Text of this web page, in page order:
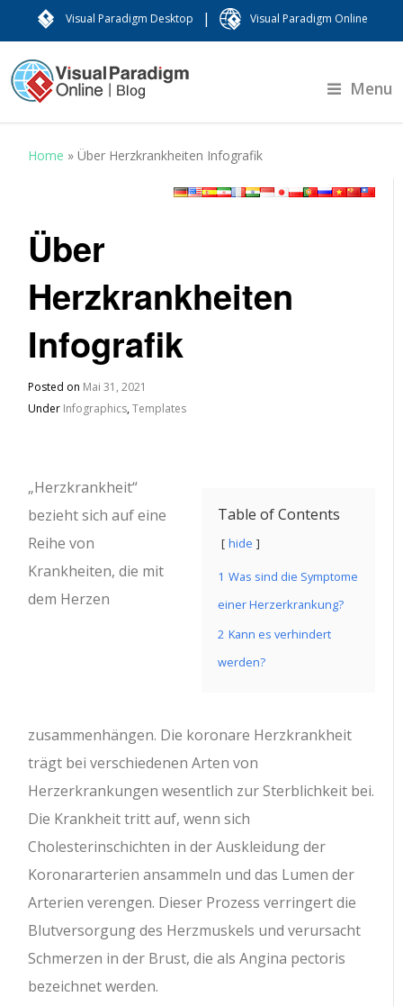
Visual Paradigm Desktop | Visual Paradigm Online
Menu
Home »Über Herzkrankheiten Infografik
Über
Herzkrankheiten
Infografik
Posted on Mai 31, 2021
Under Infographics,Templates
Table of Contents
hide
1 Was sind die Symptome
einer Herzerkrankung?
2 Kann es verhindert
werden?
„Herzkrankheit“
bezieht sich auf eine
Reihe von
Krankheiten, die mit
dem Herzen
zusammenhängen. Die koronare Herzkrankheit
trägt bei verschiedenen Arten von
Herzerkrankungen wesentlich zur Sterblichkeit bei.
Die Krankheit tritt auf, wenn sich
Cholesterinschichten in der Auskleidung der
Koronararterien ansammeln und das Lumen der
Arterien verengen. Dieser Prozess verringert die
Blutversorgung des Herzmuskels und verursacht
Schmerzen in der Brust, die als Angina pectoris
bezeichnet werden.